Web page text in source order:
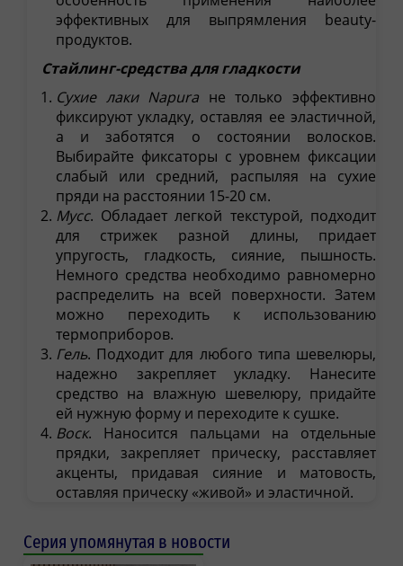
эффективных для выпрямления beauty-
продуктов.
Стайлинг-средства для гладкости
Сухие лаки Napura не только эффективно
фиксируют укладку, оставляя ее эластичной,
а и заботятся о состоянии волосков.
Выбирайте фиксаторы с уровнем фиксации
слабый или средний, распыляя на сухие
пряди на расстоянии 15-20 см.
Мусс. Обладает легкой текстурой, подходит
для стрижек разной длины, придает
упругость, гладкость, сияние, пышность.
Немного средства необходимо равномерно
распределить на всей поверхности. Затем
можно переходить к использованию
термоприборов.
Гель. Подходит для любого типа шевелюры,
надежно закрепляет укладку. Нанесите
средство на влажную шевелюру, придайте
ей нужную форму и переходите к сушке.
Воск. Наносится пальцами на отдельные
прядки, закрепляет прическу, расставляет
акценты, придавая сияние и матовость,
оставляя прическу «живой» и эластичной.
Серия упомянутая в новости